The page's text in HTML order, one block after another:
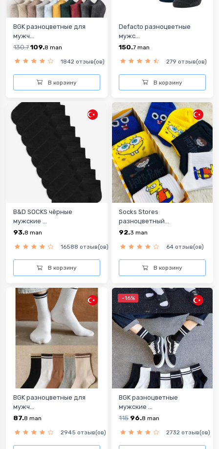
BGK разноцветные для
мужч...
130.7 109.8 man
1842 отзыв(ов)
В корзину
Defacto разноцветныe
мужс...
150.7 man
279 отзыв(ов)
В корзину
B&D SOCKS чёрные
мужские ...
93.8 man
16588 отзыв(ов)
В корзину
Socks Stores
разноцветный...
92.3 man
64 отзыв(ов)
В корзину
BGK разноцветные для
мужч...
87.8 man
2945 отзыв(ов)
-16%
BGK разноцветныe
мужские ...
115 96.8 man
2732 отзыв(ов)